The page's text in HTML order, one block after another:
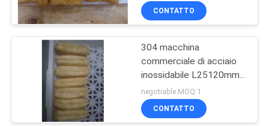
MAPPA
DEL
PRIVACY
POLICY
Linea di produzione
del dolce della luna
11
CONTATTO
304 macchina
commerciale di acciaio
inossidabile L25120mm
Churro
negotiable MOQ:1
CONTATTO